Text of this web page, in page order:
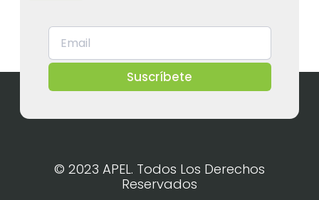
Suscríbete
© 2023 APEL. Todos Los Derechos
Reservados